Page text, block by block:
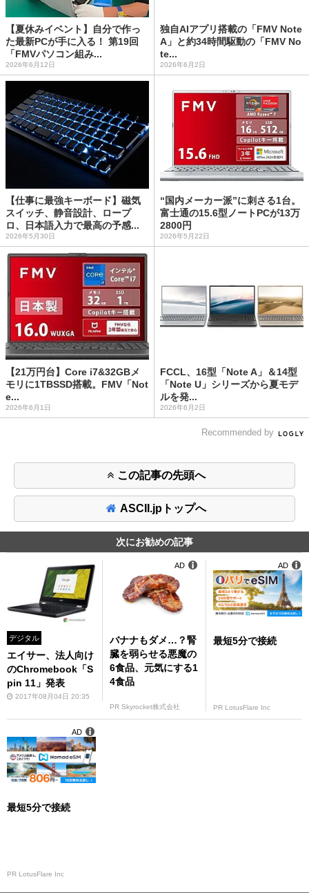
【夏休みイベント】自分で作っ
た最新PCが手に入る！ 第19回
「FMVパソコン組み...
2026年6月12日
独自AIアプリ搭載の「FMV Note
A」と約34時間駆動の「FMV No
te...
2026年6月2日
【仕事に最強キーボード】磁気
スイッチ、静音設計、ロープ
ロ、日本語入力で最高の予感...
2026年5月30日
“国内メーカー派”に刺さる1台。
富士通の15.6型ノートPCが13万
2800円
2026年5月22日
【21万円台】Core i7&32GBメ
モリに1TBSSD搭載。FMV「Not
e...
2026年6月1日
FCCL、16型「Note A」＆14型
「Note U」シリーズから夏モデ
ルを発...
2026年6月2日
Recommended by
この記事の先頭へ
ASCII.jpトップへ
次にお勧めの記事
デジタル
エイサー、法人向け
のChromebook「S
pin 11」発表
2017年08月04日 20:35
バナナもダメ…？腎
臓を弱らせる悪魔の
6食品、元気にする1
4食品
PR Skyrocket株式会社
AD
最短5分で接続
PR LotusFlare Inc
AD
最短5分で接続
PR LotusFlare Inc
AD